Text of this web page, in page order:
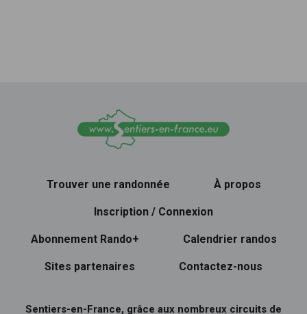
Trouver une randonnée À propos
Inscription / Connexion
Abonnement Rando+ Calendrier randos
Sites partenaires Contactez-nous
Sentiers-en-France, grâce aux nombreux circuits de